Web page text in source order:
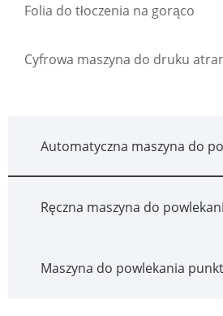
Folia do tłoczenia na gorąco
Cyfrowa maszyna do druku
Automatyczna maszyna do
Ręczna maszyna do
Maszyna do powlekania